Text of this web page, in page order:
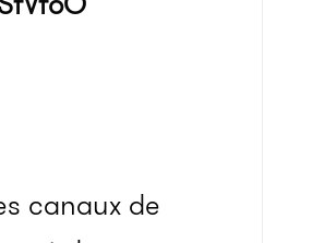
canaux de